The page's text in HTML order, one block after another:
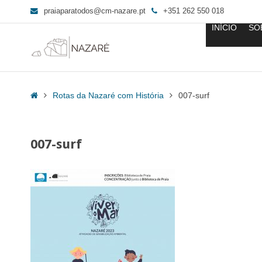
praiaparatodos@cm-nazare.pt +351 262 550 018
INÍCIO
HomeRotas da Nazaré com História 007-surf
007-surf